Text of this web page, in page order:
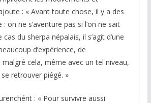
: « Avant toute chose, il y a des
on ne s’aventure pas si l’on ne sait
du sherpa népalais, il s’agit d’une
d’expérience, de
cela, même avec un tel niveau,
retrouver piégé. »
: « Pour survivre aussi